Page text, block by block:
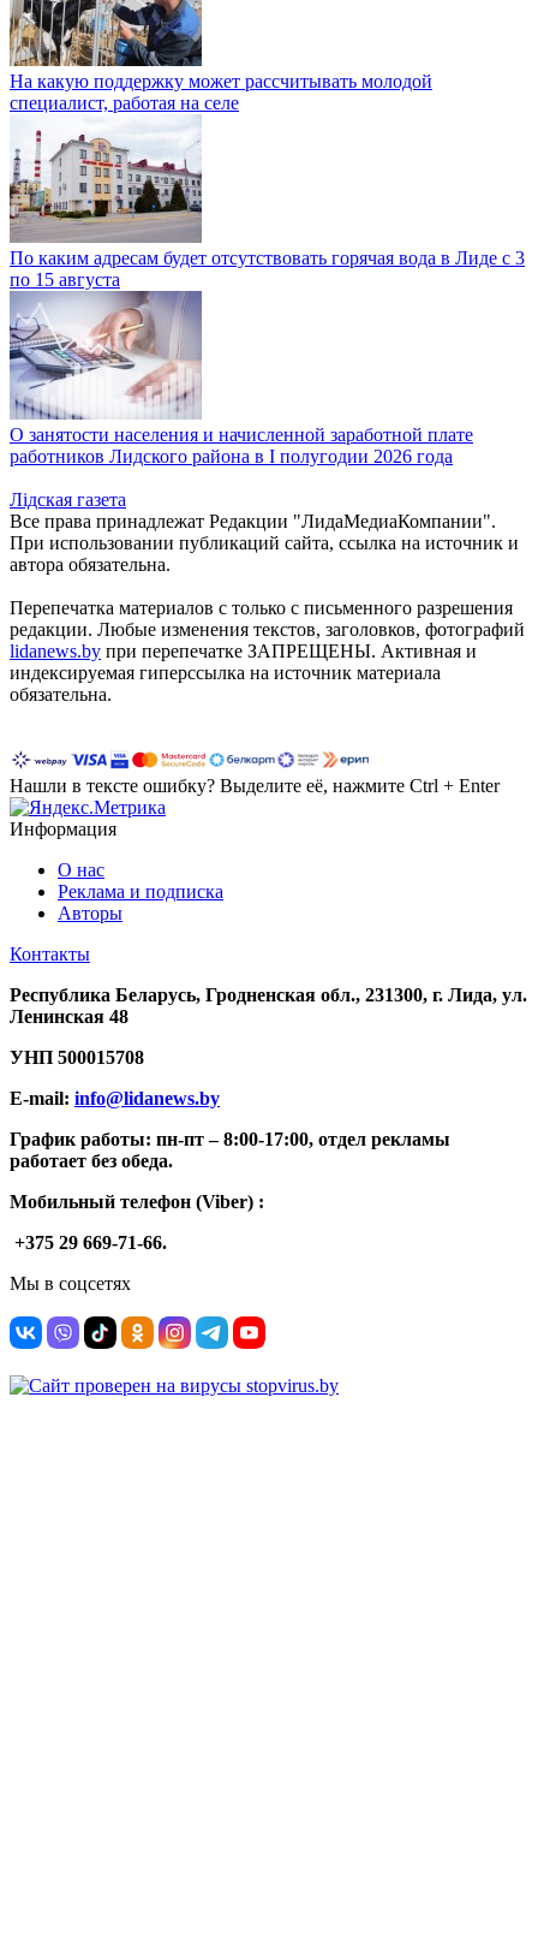
На какую поддержку может рассчитывать молодой
специалист, работая на селе
По каким адресам будет отсутствовать горячая вода в Лиде с 3
по 15 августа
О занятости населения и начисленной заработной плате
работников Лидского района в I полугодии 2026 года
Лiдская газета
Все права принадлежат Редакции "ЛидаМедиаКомпании".
При использовании публикаций сайта, ссылка на источник и
автора обязательна.
Перепечатка материалов c только с письменного разрешения
редакции. Любые изменения текстов, заголовков, фотографий
lidanews.by при перепечатке ЗАПРЕЩЕНЫ. Активная и
индексируемая гиперссылка на источник материала
обязательна.
Нашли в тексте ошибку? Выделите её, нажмите Ctrl + Enter
Информация
О нас
Реклама и подписка
Авторы
Контакты
Республика Беларусь, Гродненская обл., 231300, г. Лида, ул.
Ленинская 48
УНП 500015708
E-mail: info@lidanews.by
График работы: пн-пт –8:00-17:00, отдел рекламы
работает без обеда.
Мобильный телефон (Viber) :
+375 29 669-71-66.
Мы в соцсетях